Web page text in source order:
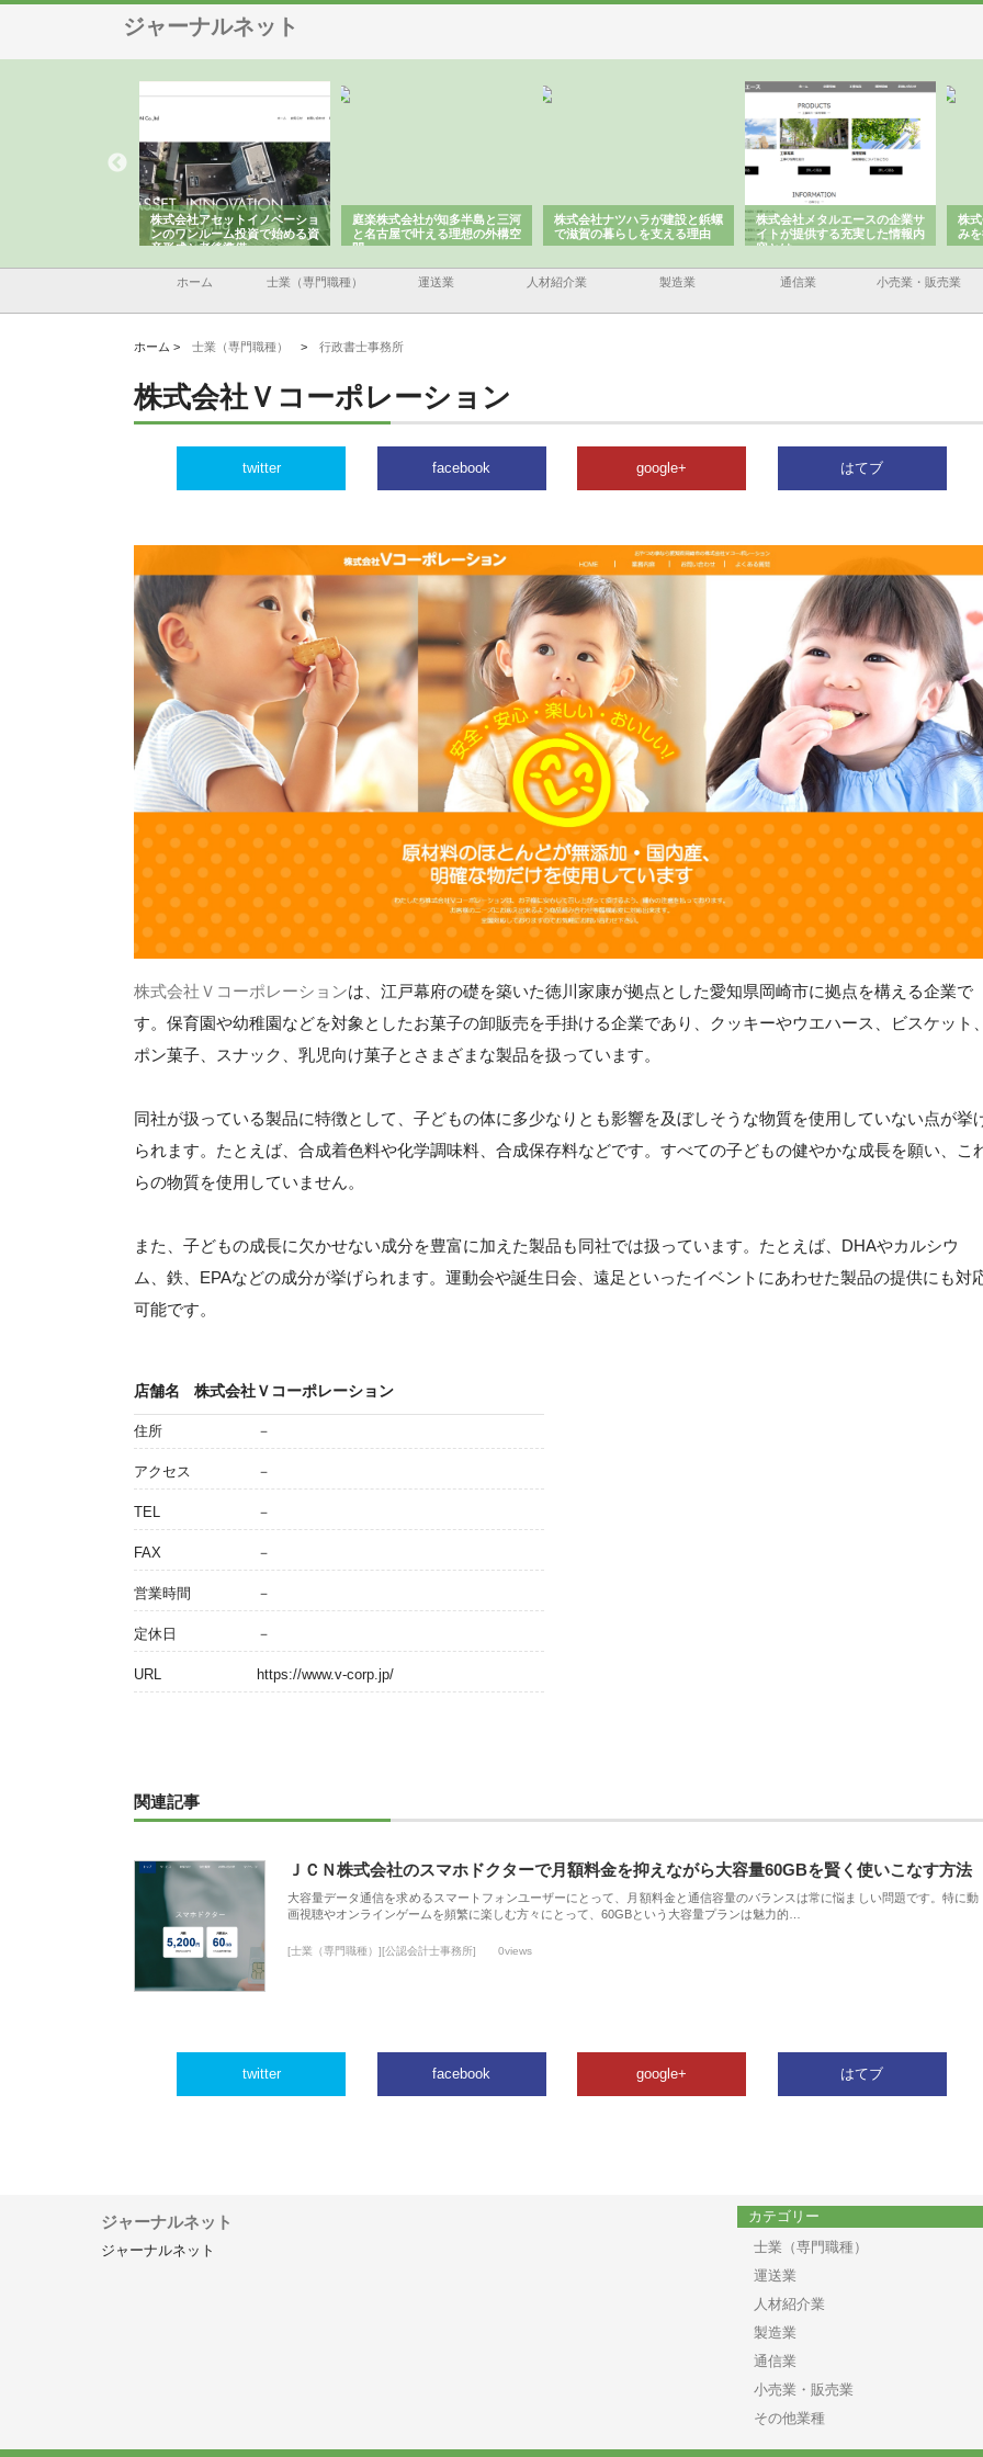
ジャーナルネット
株式会社アセットイノベーショ
ンのワンルーム投資で始める資
産形成と老後準備
庭楽株式会社が知多半島と三河
と名古屋で叶える理想の外構空
間
株式会社ナツハラが建設と鋲螺
で滋賀の暮らしを支える理由
株式会社メタルエースの企業サ
イトが提供する充実した情報内
容とは
株
み
ホーム 士業（専門職種） 運送業 人材紹介業 製造業 通信業 小売業・販売業
ホーム > 士業（専門職種） > 行政書士事務所
株式会社Ｖコーポレーション
twitter facebook google+ はてブ
株式会社Ｖコーポレーションは、江戸幕府の礎を築いた徳川家康が拠点とした愛知県岡崎市に拠点を構える企業で
す。保育園や幼稚園などを対象としたお菓子の卸販売を手掛ける企業であり、クッキーやウエハース、ビスケット、
ポン菓子、スナック、乳児向け菓子とさまざまな製品を扱っています。
同社が扱っている製品に特徴として、子どもの体に多少なりとも影響を及ぼしそうな物質を使用していない点が挙
られます。たとえば、合成着色料や化学調味料、合成保存料などです。すべての子どもの健やかな成長を願い、こ
らの物質を使用していません。
また、子どもの成長に欠かせない成分を豊富に加えた製品も同社では扱っています。たとえば、DHAやカルシウ
ム、鉄、EPAなどの成分が挙げられます。運動会や誕生日会、遠足といったイベントにあわせた製品の提供にも対
可能です。
店舗名 株式会社Ｖコーポレーション
住所 －
アクセス －
TEL －
FAX －
営業時間 －
定休日 －
URL https://www.v-corp.jp/
関連記事
ＪＣＮ株式会社のスマホドクターで月額料金を抑えながら大容量60GBを賢く使いこなす方法
大容量データ通信を求めるスマートフォンユーザーにとって、月額料金と通信容量のバランスは常に悩ましい問題です。特に動
画視聴やオンラインゲームを頻繁に楽しむ方々にとって、60GBという大容量プランは魅力的…
[士業（専門職種）][公認会計士事務所] 0views
twitter facebook google+ はてブ
ジャーナルネット
ジャーナルネット
カテゴリー
士業（専門職種）
運送業
人材紹介業
製造業
通信業
小売業・販売業
その他業種